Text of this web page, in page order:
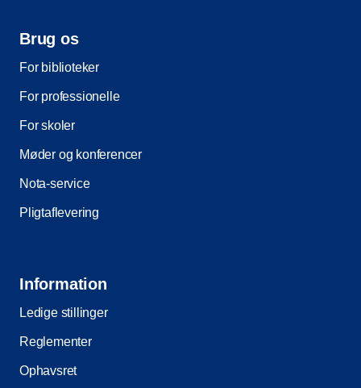
Brug os
For biblioteker
For professionelle
For skoler
Møder og konferencer
Nota-service
Pligtaflevering
Information
Ledige stillinger
Reglementer
Ophavsret